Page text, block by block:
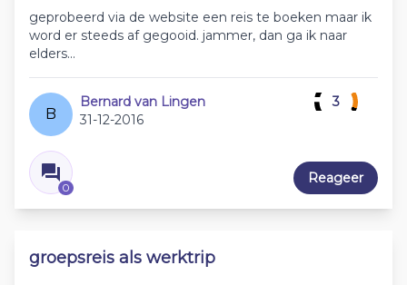
geprobeerd via de website een reis te boeken maar ik
word er steeds af gegooid. jammer, dan ga ik naar
elders...
B
Bernard van Lingen
31-12-2016
0
3
Reageer
groepsreis als werktrip